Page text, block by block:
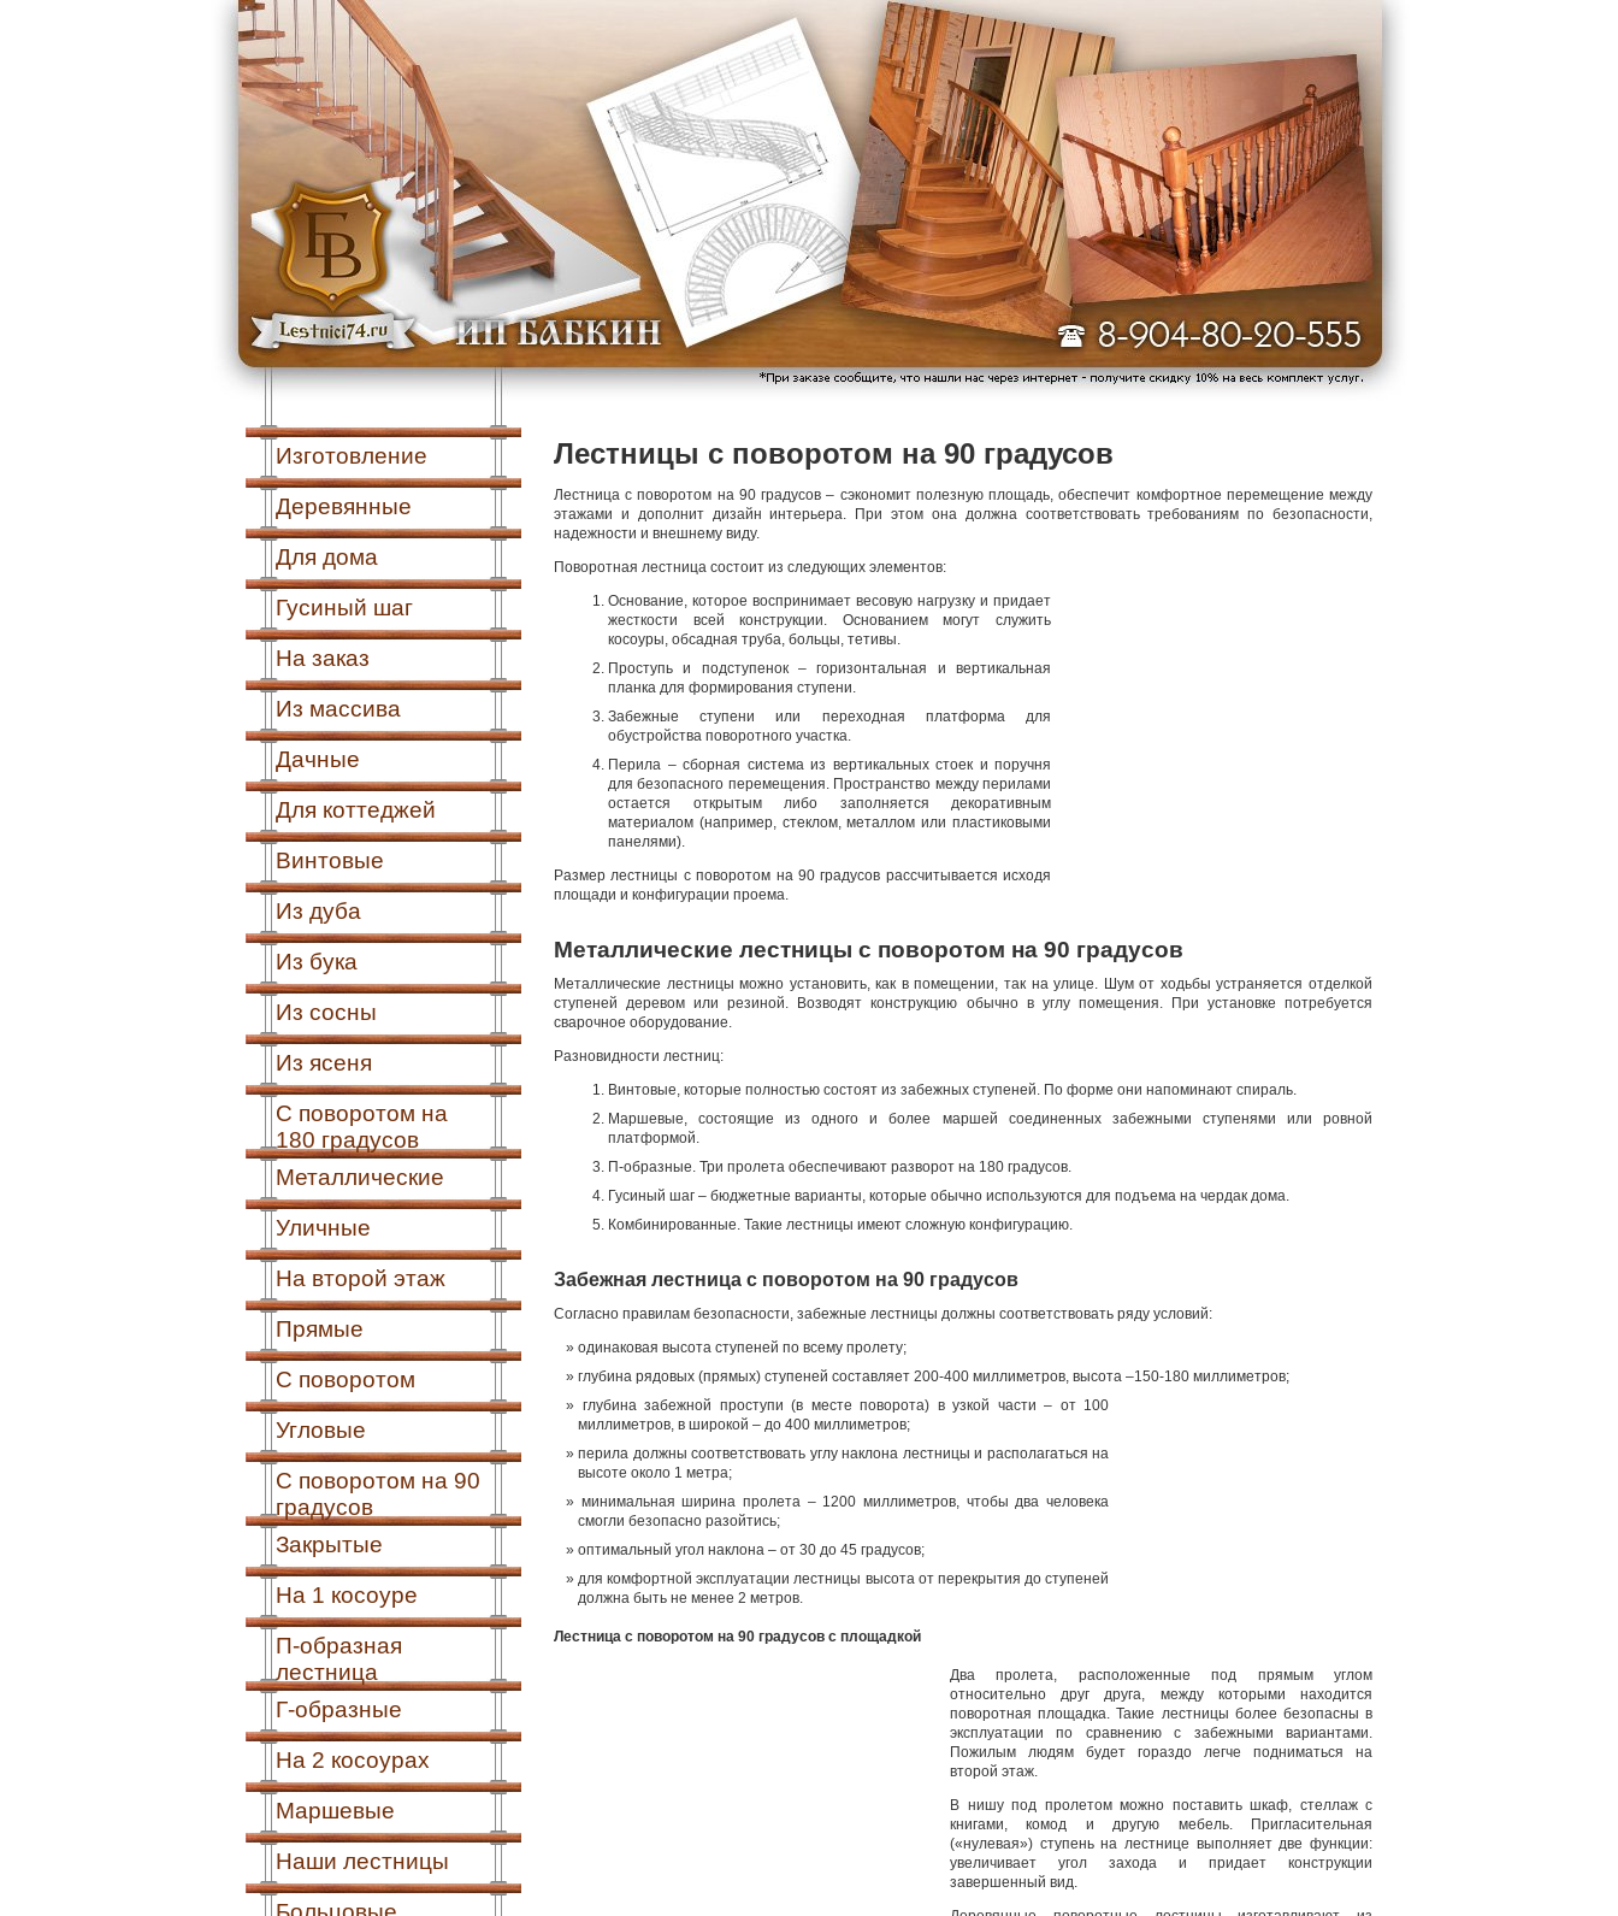
Лестницы с поворотом на 90 градусов
Лестница с поворотом на 90 градусов – сэкономит полезную площадь, обеспечит комфортное перемещение между
этажами и дополнит дизайн интерьера. При этом она должна соответствовать требованиям по безопасности,
надежности и внешнему виду.
Поворотная лестница состоит из следующих элементов:
Основание, которое воспринимает весовую нагрузку и придает
жесткости всей конструкции. Основанием могут служить
косоуры, обсадная труба, больцы, тетивы.
Проступь и подступенок – горизонтальная и вертикальная
планка для формирования ступени.
Забежные ступени или переходная платформа для
обустройства поворотного участка.
Перила – сборная система из вертикальных стоек и поручня
для безопасного перемещения. Пространство между перилами
остается открытым либо заполняется декоративным
материалом (например, стеклом, металлом или пластиковыми
панелями).
Размер лестницы с поворотом на 90 градусов рассчитывается исходя
площади и конфигурации проема.
Металлические лестницы с поворотом на 90 градусов
Металлические лестницы можно установить, как в помещении, так на улице. Шум от ходьбы устраняется отделкой
ступеней деревом или резиной. Возводят конструкцию обычно в углу помещения. При установке потребуется
сварочное оборудование.
Разновидности лестниц:
Винтовые, которые полностью состоят из забежных ступеней. По форме они напоминают спираль.
Маршевые, состоящие из одного и более маршей соединенных забежными ступенями или ровной
платформой.
П-образные. Три пролета обеспечивают разворот на 180 градусов.
Гусиный шаг – бюджетные варианты, которые обычно используются для подъема на чердак дома.
Комбинированные. Такие лестницы имеют сложную конфигурацию.
Забежная лестница с поворотом на 90 градусов
Согласно правилам безопасности, забежные лестницы должны соответствовать ряду условий:
одинаковая высота ступеней по всему пролету;
глубина рядовых (прямых) ступеней составляет 200-400 миллиметров, высота –150-180 миллиметров;
глубина забежной проступи (в месте поворота) в узкой части – от 100
миллиметров, в широкой – до 400 миллиметров;
перила должны соответствовать углу наклона лестницы и располагаться на
высоте около 1 метра;
минимальная ширина пролета – 1200 миллиметров, чтобы два человека
смогли безопасно разойтись;
оптимальный угол наклона – от 30 до 45 градусов;
для комфортной эксплуатации лестницы высота от перекрытия до ступеней
должна быть не менее 2 метров.
Лестница с поворотом на 90 градусов с площадкой
Два пролета, расположенные под прямым углом
относительно друг друга, между которыми находится
поворотная площадка. Такие лестницы более безопасны в
эксплуатации по сравнению с забежными вариантами.
Пожилым людям будет гораздо легче подниматься на
второй этаж.
В нишу под пролетом можно поставить шкаф, стеллаж с
книгами, комод и другую мебель. Пригласительная
(«нулевая») ступень на лестнице выполняет две функции:
увеличивает угол захода и придает конструкции
завершенный вид.
Изготовление
Деревянные
Для дома
Гусиный шаг
На заказ
Из массива
Дачные
Для коттеджей
Винтовые
Из дуба
Из бука
Из сосны
Из ясеня
С поворотом на
180 градусов
Металлические
Уличные
На второй этаж
Прямые
С поворотом
Угловые
С поворотом на 90
градусов
Закрытые
На 1 косоуре
П-образная
лестница
Г-образные
На 2 косоурах
Маршевые
Наши лестницы